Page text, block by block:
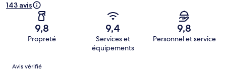
143 avis
9,8
Propreté
9,4
Services et
équipements
9,8
Personnel et service
Avis
Avis vérifié